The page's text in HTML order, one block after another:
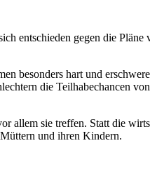
entschieden gegen die
besonders hart und
die Teilhabechancen
allem sie treffen. Statt die
und ihren Kindern.